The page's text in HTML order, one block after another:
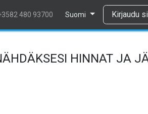
Myyntiehdot Tietosuojaseloste
480 93700 Suomi Kirjaudu
HINNAT JA